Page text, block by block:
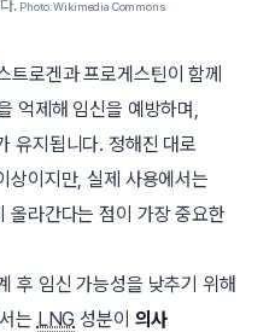
. Photo: Wikimedia Commons
트로겐과 프로게스틴이 함께
억제해 임신을 예방하며,
유지됩니다. 정해진 대로
이지만, 실제 사용에서는
올라간다는 점이 가장 중요한
후 임신 가능성을 낮추기 위해
는 LNG 성분이 의사